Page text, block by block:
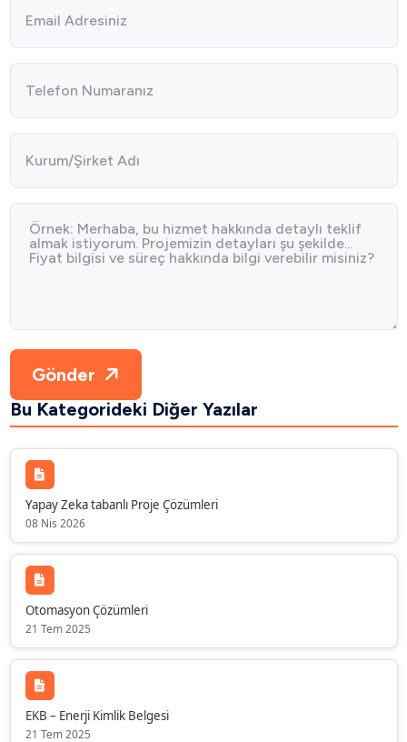
Gönder
Bu Kategorideki Diğer Yazılar
Yapay Zeka tabanlı Proje Çözümleri
08 Nis 2026
Otomasyon Çözümleri
21 Tem 2025
EKB – Enerji Kimlik Belgesi
21 Tem 2025